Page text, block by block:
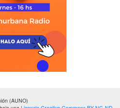
(AUNO)